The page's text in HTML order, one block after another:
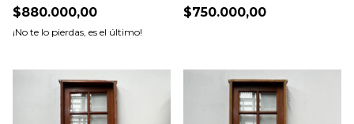
$880.000,00
¡No te lo pierdas, es el último!
$750.000,00